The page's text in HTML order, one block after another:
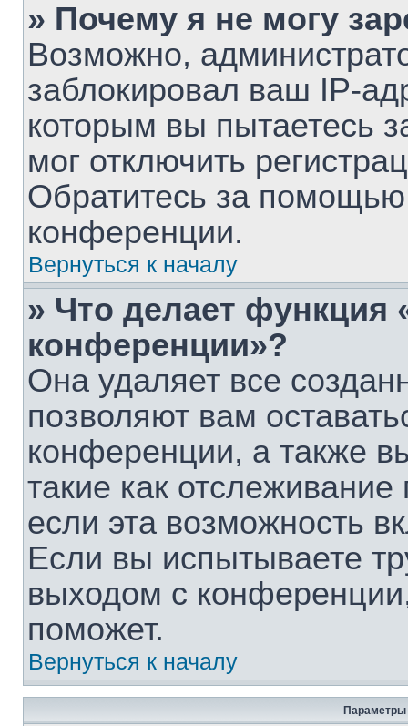
» Почему я не могу
Возможно,
заблокировал ваш IP-
которым вы пытаетесь
мог отключить
Обратитесь за помощью
конференции.
Вернуться к началу
» Что делает функция
конференции»?
Она удаляет все
позволяют вам
конференции, а также
такие как
если эта возможность
Если вы испытываете
выходом с
поможет.
Вернуться к началу
Параметры